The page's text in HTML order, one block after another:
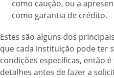
como caução, ou a
como garantia de crédito.
Estes são alguns dos
que cada instituição pode ter
condições específicas, então
detalhes antes de fazer a